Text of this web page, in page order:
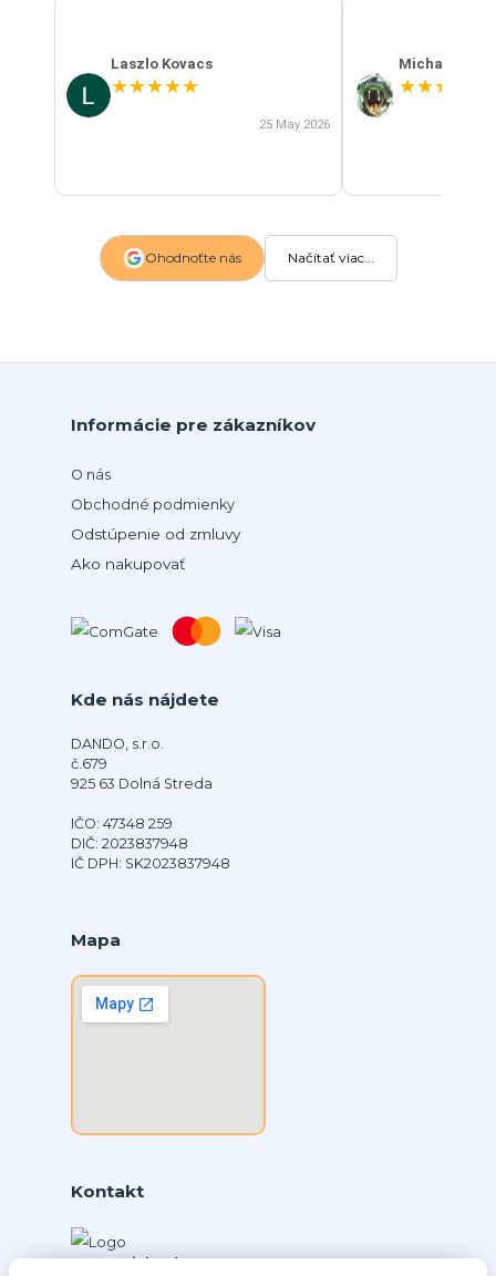
Laszlo Kovacs
★★★★★
25 May 2026
Michal Szabo
★★★
Ohodnoťte nás Načítať viac...
Informácie pre zákazníkov
O nás
Obchodné podmienky
Odstúpenie od zmluvy
Ako nakupovať
Kde nás nájdete
DANDO, s.r.o.
č.679
925 63 Dolná Streda
IČO: 47348 259
DIČ: 2023837948
IČ DPH: SK2023837948
Mapa
Kontakt